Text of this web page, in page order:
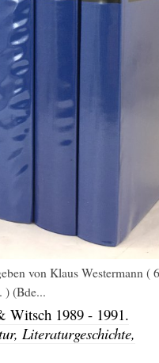
von Klaus Westermann (
) (Bde...
Witsch 1989 - 1991.
Literaturgeschichte,